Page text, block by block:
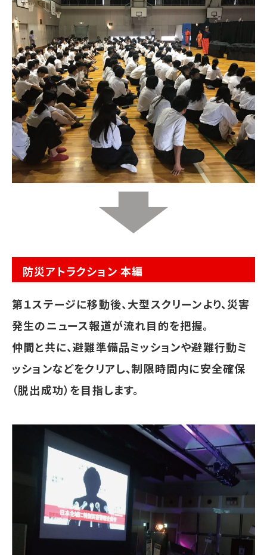
防災アトラクション 本編
第１ステージに移動後、大型スクリーンより、災害
発生のニュース報道が流れ目的を把握。
仲間と共に、避難準備品ミッションや避難行動ミ
ッションなどをクリアし、制限時間内に安全確保
（脱出成功）を目指します。